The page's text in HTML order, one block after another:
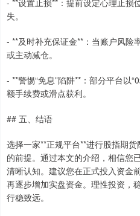
- **设置止损**：提前设定心理止损
失。
- **及时补充保证金**：当账户风险
或主动减仓。
- **警惕“免息”陷阱**：部分平台以
额手续费或滑点获利。
## 五、结语
选择一家**正规平台**进行股指期
的前提。通过本文的介绍，相信您
清晰认知。建议您在正式投入资金
再逐步增加实盘资金。理性投资，
行稳致远。